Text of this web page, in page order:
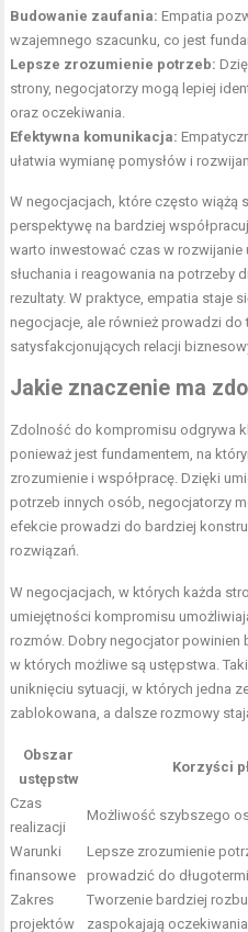
Budowanie zaufania: Empatia
wzajemnego szacunku, co jest
Lepsze zrozumienie potrzeb:
strony, negocjatorzy mogą lepiej
oraz oczekiwania.
Efektywna komunikacja:
ułatwia wymianę pomysłów i
W negocjacjach, które często wiążą
perspektywę na bardziej
warto inwestować czas w
słuchania i reagowania na potrzeby
rezultaty. W praktyce, empatia staje
negocjacje, ale również prowadzi do
satysfakcjonujących relacji
Jakie znaczenie ma
Zdolność do kompromisu odgrywa
ponieważ jest fundamentem, na
zrozumienie i współpracę. Dzięki
potrzeb innych osób, negocjatorzy
efekcie prowadzi do bardziej
rozwiązań.
W negocjacjach, w których każda
umiejętności kompromisu
rozmów. Dobry negocjator powinien
w których możliwe są ustępstwa.
uniknięciu sytuacji, w których jedna
zablokowana, a dalsze rozmowy
Obszar
ustępstw
Korzyści
Czas
realizacji
Możliwość szybszego
Warunki
finansowe
Lepsze zrozumienie
prowadzić do
Zakres
projektów
Tworzenie bardziej
zaspokajają